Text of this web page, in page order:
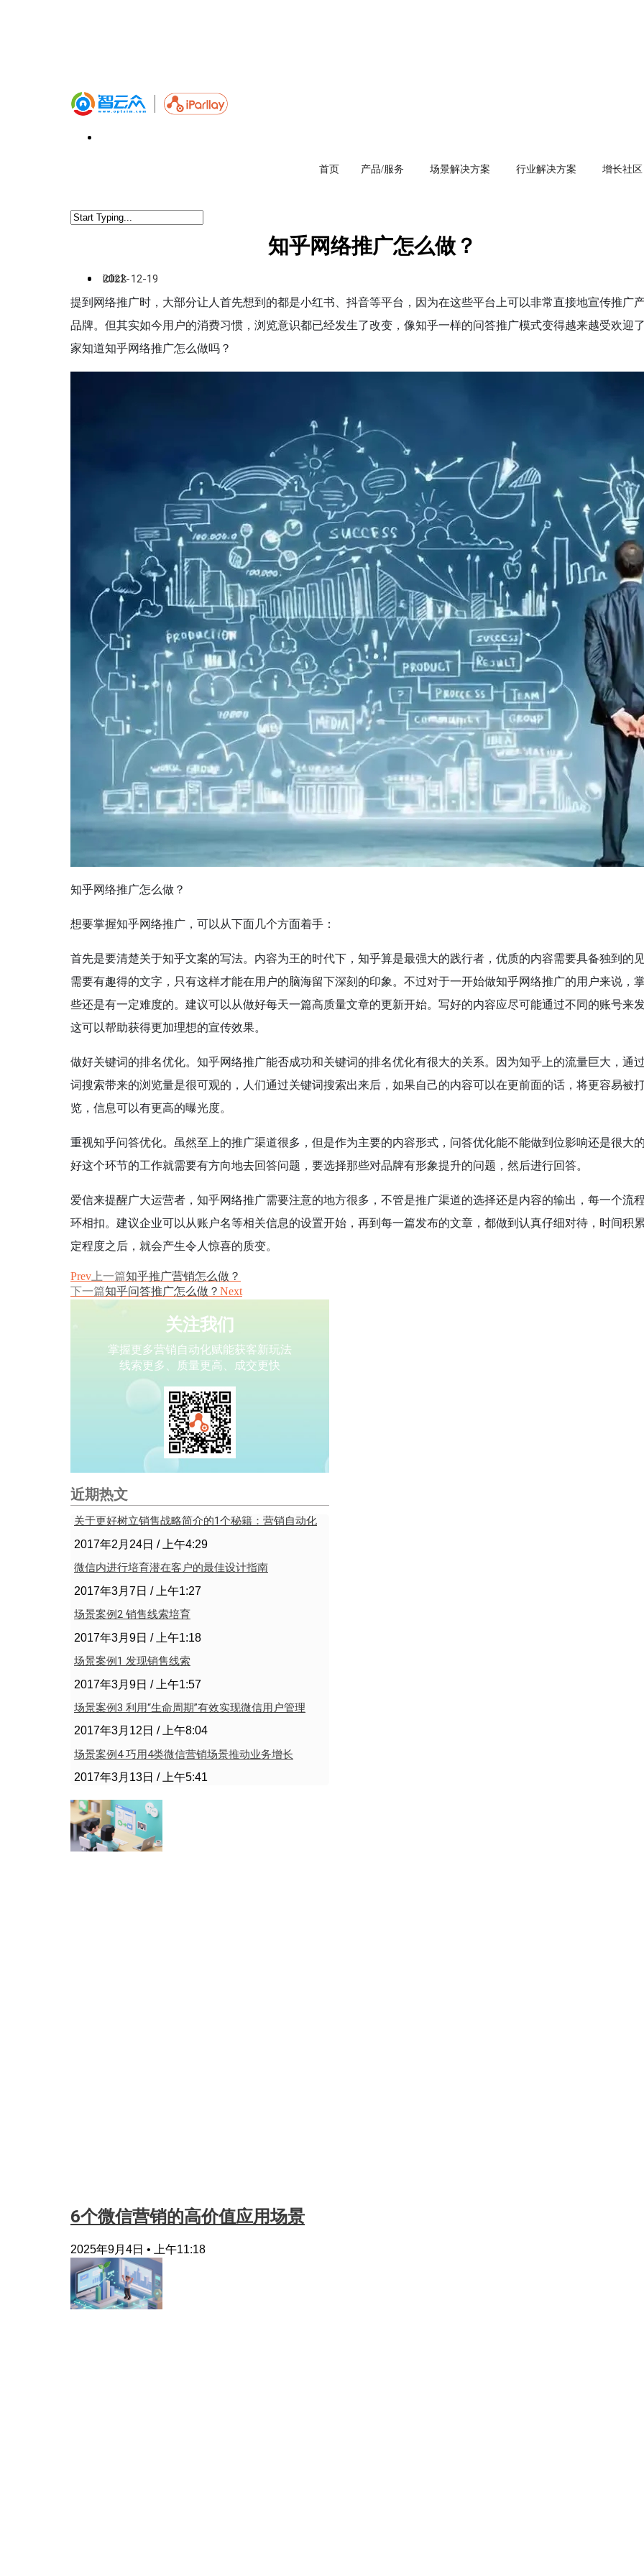
首页 产品/服务 场景解决方案 行业解决方案 增长社区
知乎网络推广怎么做？
iclick
2022-12-19
提到网络推广时，大部分让人首先想到的都是小红书、抖音等平台，因为在这些平台上可以非常直接地宣传推广
品牌。但其实如今用户的消费习惯，浏览意识都已经发生了改变，像知乎一样的问答推广模式变得越来越受欢迎
家知道知乎网络推广怎么做吗？
知乎网络推广怎么做？
想要掌握知乎网络推广，可以从下面几个方面着手：
首先是要清楚关于知乎文案的写法。内容为王的时代下，知乎算是最强大的践行者，优质的内容需要具备独到的
需要有趣得的文字，只有这样才能在用户的脑海留下深刻的印象。不过对于一开始做知乎网络推广的用户来说，
些还是有一定难度的。建议可以从做好每天一篇高质量文章的更新开始。写好的内容应尽可能通过不同的账号来
这可以帮助获得更加理想的宣传效果。
做好关键词的排名优化。知乎网络推广能否成功和关键词的排名优化有很大的关系。因为知乎上的流量巨大，通
词搜索带来的浏览量是很可观的，人们通过关键词搜索出来后，如果自己的内容可以在更前面的话，将更容易被
览，信息可以有更高的曝光度。
重视知乎问答优化。虽然至上的推广渠道很多，但是作为主要的内容形式，问答优化能不能做到位影响还是很大
好这个环节的工作就需要有方向地去回答问题，要选择那些对品牌有形象提升的问题，然后进行回答。
爱信来提醒广大运营者，知乎网络推广需要注意的地方很多，不管是推广渠道的选择还是内容的输出，每一个流
环相扣。建议企业可以从账户名等相关信息的设置开始，再到每一篇发布的文章，都做到认真仔细对待，时间积
定程度之后，就会产生令人惊喜的质变。
Prev 上一篇知乎推广营销怎么做？
下一篇知乎问答推广怎么做？ Next
关注我们
掌握更多营销自动化赋能获客新玩法
线索更多、质量更高、成交更快
近期热文
关于更好树立销售战略简介的1个秘籍：营销自动化
2017年2月24日 上午4:29
微信内进行培育潜在客户的最佳设计指南
2017年3月7日 上午1:27
场景案例2 销售线索培育
2017年3月9日 上午1:18
场景案例1 发现销售线索
2017年3月9日 上午1:57
场景案例3 利用“生命周期”有效实现微信用户管理
2017年3月12日 上午8:04
场景案例4 巧用4类微信营销场景推动业务增长
2017年3月13日 上午5:41
6个微信营销的高价值应用场景
2025年9月4日 上午11:18